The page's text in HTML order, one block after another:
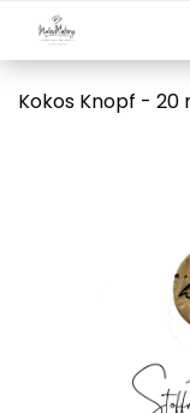
Kokos Knopf -